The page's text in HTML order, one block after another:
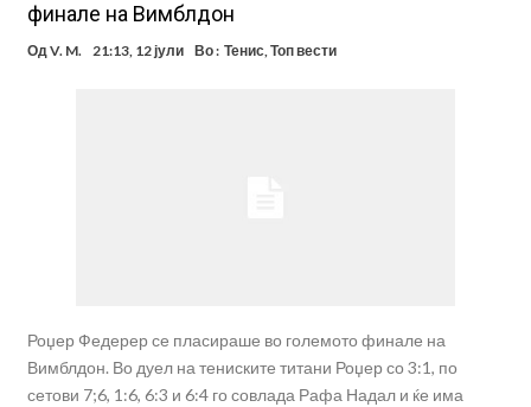
финале на Вимблдон
ОдV. M. 21:13, 12 јули Во : Тенис,Топ вести
Роџер Федерер се пласираше во големото финале на
Вимблдон. Во дуел на тениските титани Роџер со 3:1, по
сетови 7;6, 1:6, 6:3 и 6:4 го совлада Рафа Надал и ќе има